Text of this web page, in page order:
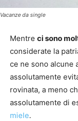
Vacanze da single
Mentre ci sono
considerate la
ce ne sono alcune
assolutamente
rovinata, a meno
assolutamente di
miele.